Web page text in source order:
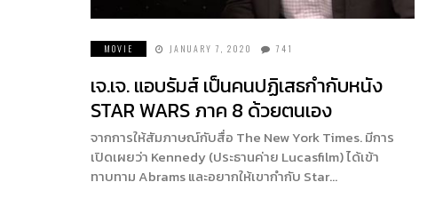
MOVIE JANUARY 7, 2020 741
เจ.เจ. แอบรัมส์ เป็นคนปฏิเสธกำกับหนัง
STAR WARS ภาค 8 ด้วยตนเอง
จากการให้สัมภาษณ์กับสื่อ The New York Times. มีการ
เปิดเผยว่า Kennedy (ประธานค่าย Lucasfilm) ได้เข้า
ทาบทาม Abrams และอยากให้เขากำกับ Star…